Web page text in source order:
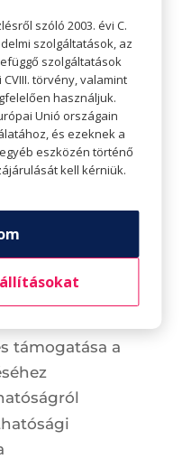
bevásárló
az
fejlesztése
támogatása a
szóló 2003. évi C.
szolgáltatások, az
szolgáltatások
törvény, valamint
használjuk.
Unió országain
és ezeknek a
eszközén történő
kell kérniük.